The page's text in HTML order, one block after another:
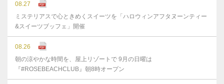
08.27
ミステリアスで心ときめくスイーツを「ハロウィンアフタヌーンティー
&スイーツブッフェ」開催
08.26
朝の涼やかな時間を、屋上リゾートで 9月の日曜は
『#ROSEBEACHCLUB』朝8時オープン